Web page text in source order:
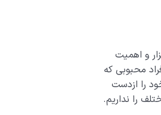
و اهمیت
محبوبی که
را ازدست
را نداریم.